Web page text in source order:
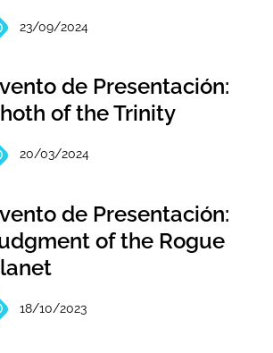
23/09/2024
de Presentación:
of the Trinity
20/03/2024
de Presentación:
of the Rogue
18/10/2023